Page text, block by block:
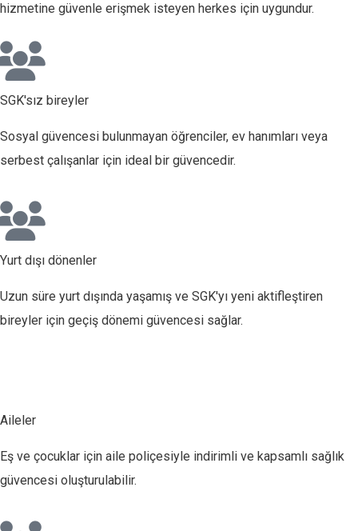
hizmetine güvenle erişmek isteyen herkes için uygundur.
SGK'sız bireyler
Sosyal güvencesi bulunmayan öğrenciler, ev hanımları veya
serbest çalışanlar için ideal bir güvencedir.
Yurt dışı dönenler
Uzun süre yurt dışında yaşamış ve SGK'yı yeni aktifleştiren
bireyler için geçiş dönemi güvencesi sağlar.
Aileler
Eş ve çocuklar için aile poliçesiyle indirimli ve kapsamlı sağlık
güvencesi oluşturulabilir.